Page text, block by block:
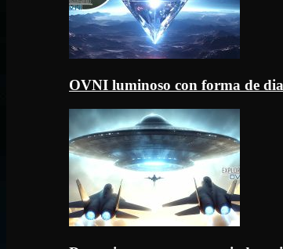
OVNI luminoso con forma de